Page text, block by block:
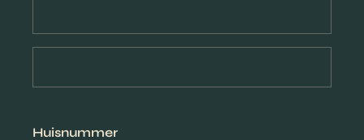
Huisnummer